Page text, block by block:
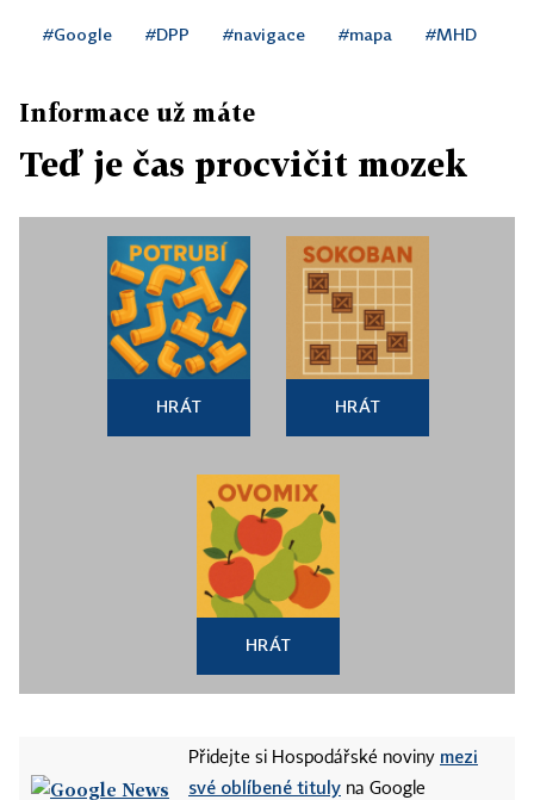
#Google #DPP #navigace #mapa #MHD
Informace už máte
Teď je čas procvičit mozek
HRÁT HRÁT
HRÁT
Přidejte si Hospodářské noviny mezi
své oblíbené tituly na Google